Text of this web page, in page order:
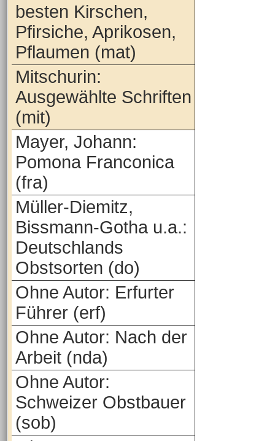
besten Kirschen,
Pfirsiche, Aprikosen,
Pflaumen (mat)
Mitschurin:
Ausgewählte Schriften
(mit)
Mayer, Johann:
Pomona Franconica
(fra)
Müller-Diemitz,
Bissmann-Gotha u.a.:
Deutschlands
Obstsorten (do)
Ohne Autor: Erfurter
Führer (erf)
Ohne Autor: Nach der
Arbeit (nda)
Ohne Autor:
Schweizer Obstbauer
(sob)